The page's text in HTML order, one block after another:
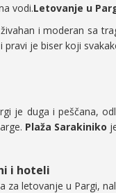
vodi.Letovanje u
i moderan sa
pravi je biser koji
je duga i peščana,
Plaža Sarakiniko
i hoteli
za letovanje u Pargi,